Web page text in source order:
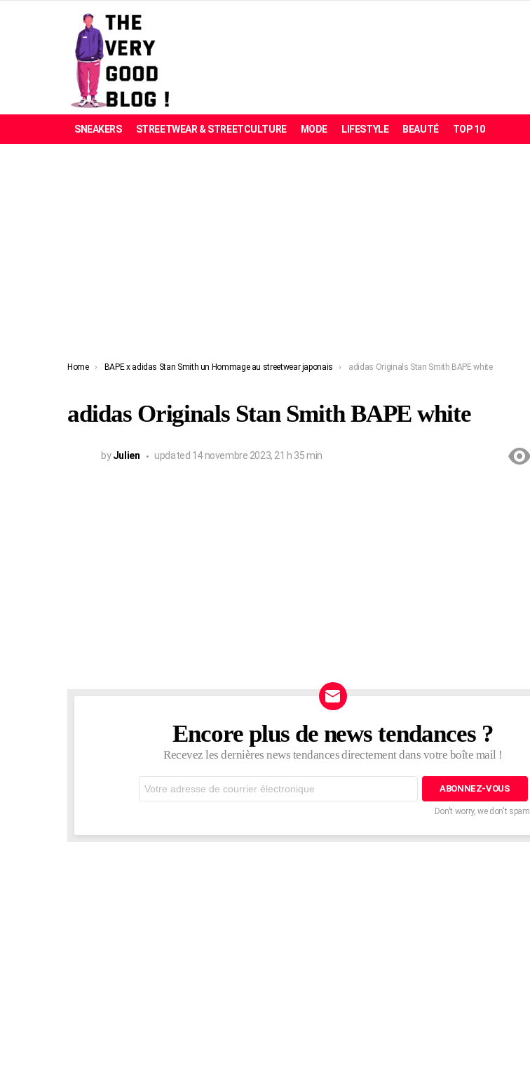
SNEAKERS STREETWEAR & STREETCULTURE MODE LIFESTYLE BEAUTÉ TOP 10
You are here:
Home BAPE x adidas Stan Smith un Hommage au streetwear japonais adidas Originals Stan Smith BAPE white
adidas Originals Stan Smith BAPE white
by Julien updated 14 novembre 2023, 21 h 35 min
NEWSLETTEREncore plus de news tendances ?
Recevez les dernières news tendances directement dans votre boîte mail !
de
courrier
Don't worry, we don't spam